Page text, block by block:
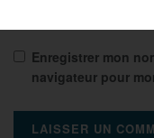
Enregistrer mon
navigateur pour